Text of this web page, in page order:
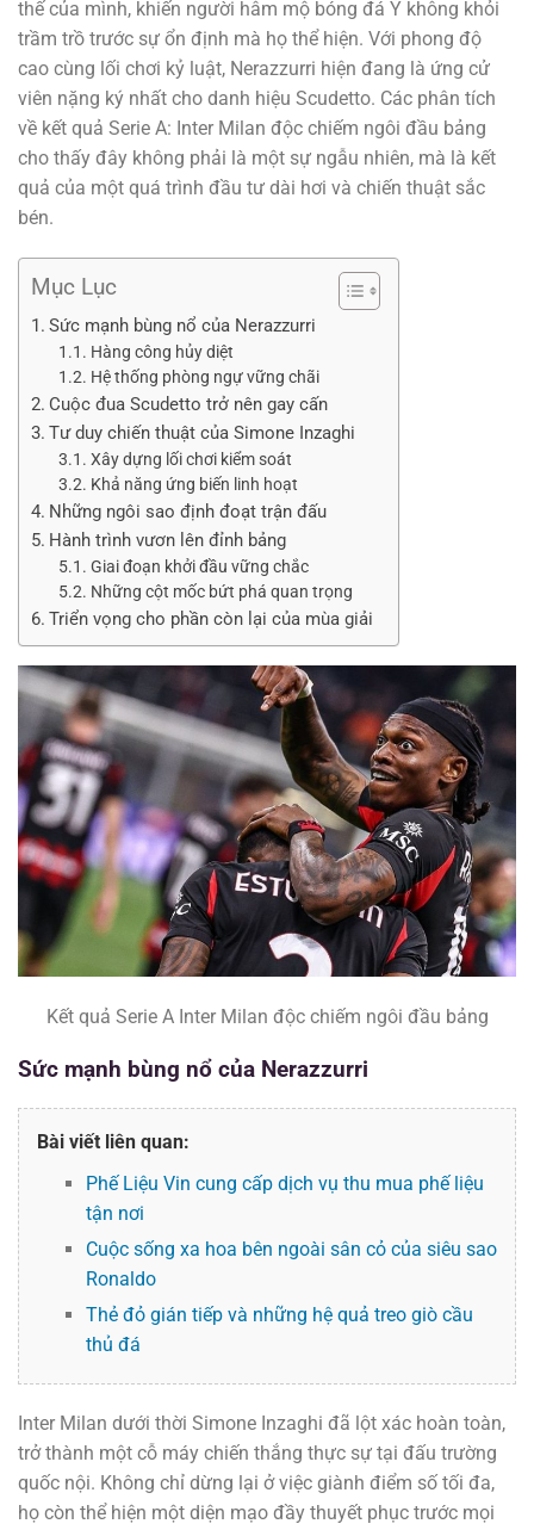
thế của mình, khiến người hâm mộ bóng đá Ý không khỏi
trầm trồ trước sự ổn định mà họ thể hiện. Với phong độ
cao cùng lối chơi kỷ luật, Nerazzurri hiện đang là ứng cử
viên nặng ký nhất cho danh hiệu Scudetto. Các phân tích
về kết quả Serie A: Inter Milan độc chiếm ngôi đầu bảng
cho thấy đây không phải là một sự ngẫu nhiên, mà là kết
quả của một quá trình đầu tư dài hơi và chiến thuật sắc
bén.
Mục Lục
Sức mạnh bùng nổ của Nerazzurri
Hàng công hủy diệt
Hệ thống phòng ngự vững chãi
Cuộc đua Scudetto trở nên gay cấn
Tư duy chiến thuật của Simone Inzaghi
Xây dựng lối chơi kiểm soát
Khả năng ứng biến linh hoạt
Những ngôi sao định đoạt trận đấu
Hành trình vươn lên đỉnh bảng
Giai đoạn khởi đầu vững chắc
Những cột mốc bứt phá quan trọng
Triển vọng cho phần còn lại của mùa giải
Kết quả Serie A Inter Milan độc chiếm ngôi đầu bảng
Sức mạnh bùng nổ của Nerazzurri
Bài viết liên quan:
Phế Liệu Vin cung cấp dịch vụ thu mua phế liệu
tận nơi
Cuộc sống xa hoa bên ngoài sân cỏ của siêu sao
Ronaldo
Thẻ đỏ gián tiếp và những hệ quả treo giò cầu
thủ đá
Inter Milan dưới thời Simone Inzaghi đã lột xác hoàn toàn,
trở thành một cỗ máy chiến thắng thực sự tại đấu trường
quốc nội. Không chỉ dừng lại ở việc giành điểm số tối đa,
họ còn thể hiện một diện mạo đầy thuyết phục trước mọi